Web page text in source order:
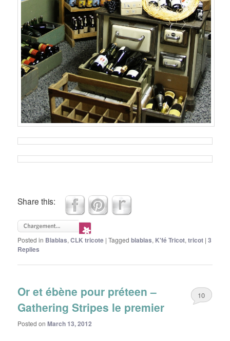
Share this:
Posted in Blablas,CLK tricote |Tagged blablas, K'fé Tricot,tricot |3
Replies
Or et ébène pour préteen –
Gathering Stripes le premier
Posted onMarch 13, 2012
10